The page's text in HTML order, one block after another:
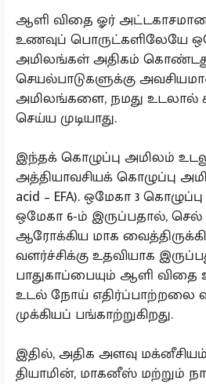
ஆளி விதை ஓர்
உணவுப் பொருட்களிலேயே
அமிலங்கள் அதிகம்
செயல்பாடுகளுக்கு
அமிலங்களை, நமது உடலால்
செய்ய முடியாது.
இந்தக் கொழுப்பு அமிலம்
அத்தியாவசியக் கொழுப்பு
acid – EFA). ஒமேகா 3
ஒமேகா 6-ம் இருப்பதால்,
ஆரோக்கிய மாக
வளர்ச்சிக்கு உதவியாக
பாதுகாப்பையும் ஆளி விதை
உடல் நோய் எதிர்ப்பாற்றலை
முக்கியப் பங்காற்றுகிறது.
இதில், அதிக அளவு
தியாமின், மாகனீஸ் மற்றும்